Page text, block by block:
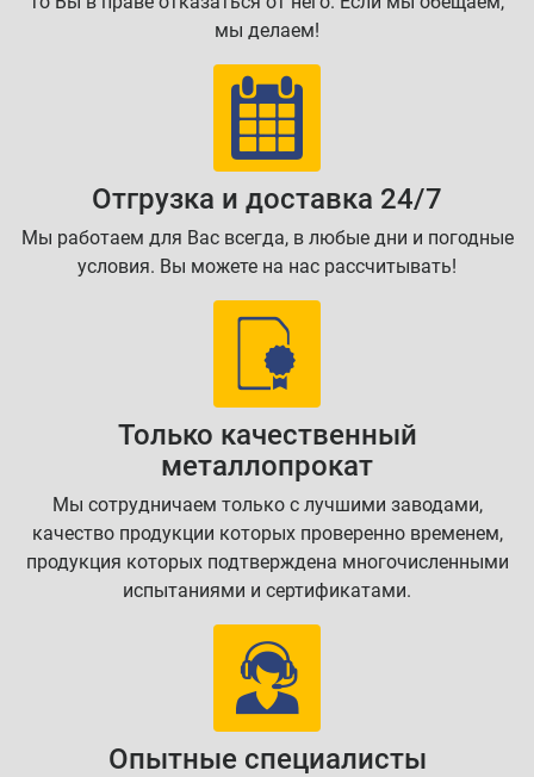
мы делаем!
Отгрузка и доставка 24/7
Мы работаем для Вас всегда, в любые дни и погодные
условия. Вы можете на нас рассчитывать!
Только качественный
металлопрокат
Мы сотрудничаем только с лучшими заводами,
качество продукции которых проверенно временем,
продукция которых подтверждена многочисленными
испытаниями и сертификатами.
Опытные специалисты